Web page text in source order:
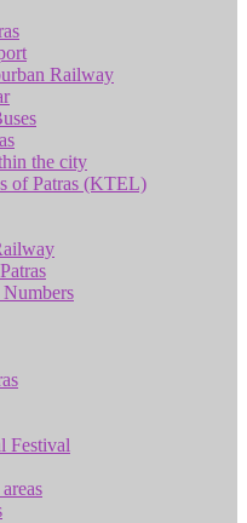
Railway
the city
of Patras (KTEL)
Festival